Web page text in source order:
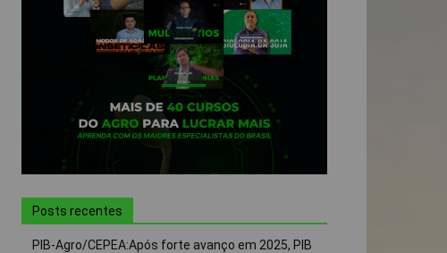
Posts recentes
PIB-Agro/CEPEA:Após forte avanço em 2025, PIB